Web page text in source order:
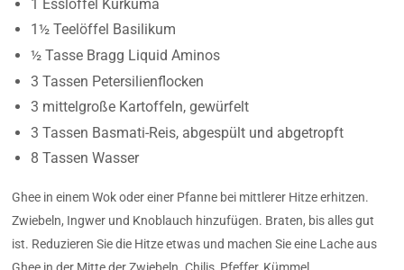
1 Esslöffel Kurkuma
1½ Teelöffel Basilikum
½ Tasse Bragg Liquid Aminos
3 Tassen Petersilienflocken
3 mittelgroße Kartoffeln, gewürfelt
3 Tassen Basmati-Reis, abgespült und abgetropft
8 Tassen Wasser
Ghee in einem Wok oder einer Pfanne bei mittlerer Hitze erhitzen.
Zwiebeln, Ingwer und Knoblauch hinzufügen. Braten, bis alles gut
ist. Reduzieren Sie die Hitze etwas und machen Sie eine Lache aus